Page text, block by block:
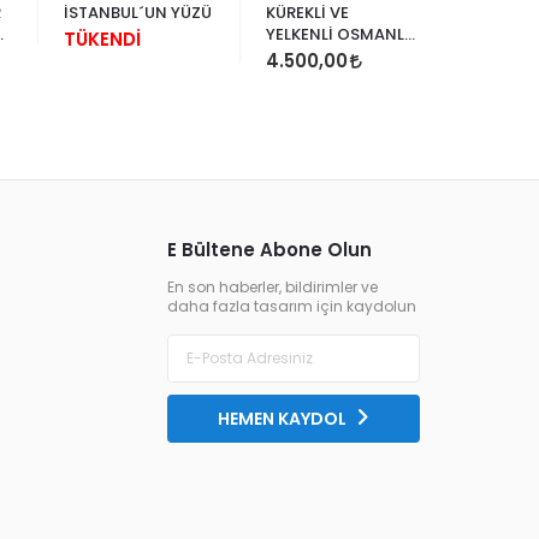
İSTANBUL´UN YÜZÜ
TÜKENDİ
KÜREKLİ VE
YELKENLİ OSMANLI
GEMİLERİ
4.500,00
E Bültene Abone Olun
En son haberler, bildirimler ve
daha fazla tasarım için kaydolun
HEMEN KAYDOL